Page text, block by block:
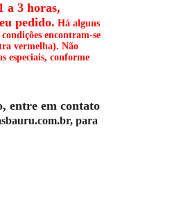
a 3 horas,
pedido. Há alguns
encontram-se
vermelha). Não
especiais, conforme
entre em contato
para